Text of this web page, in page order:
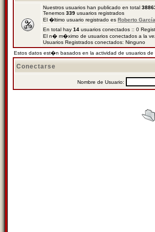
Nuestros usuarios han publicado en total
Tenemos 339 usuarios registrados
El �ltimo usuario registrado es Roberto
En total hay 14 usuarios conectados :: 0
El n� m�ximo de usuarios conectados a la
Usuarios Registrados conectados: Ninguno
Estos datos est�n basados en la actividad de usuarios
Conectarse
Nombre de Usuario: